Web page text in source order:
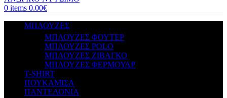
0 items 0.00€
ΜΠΛΟΥΖΕΣ
ΜΠΛΟΥΖΕΣ ΦΟΥΤΕΡ
ΜΠΛΟΥΖΕΣ POLO
ΜΠΛΟΥΖΕΣ ΖΙΒΑΓΚΟ
ΜΠΛΟΥΖΕΣ ΦΕΡΜΟΥΑΡ
T-SHIRT
ΠΟΥΚΑΜΙΣΑ
ΠΑΝΤΕΛΟΝΙΑ